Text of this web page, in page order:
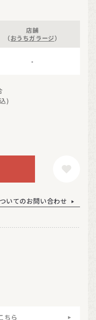
店舗
（おうちガラージ）
-
)
いてのお問い合わせ
ちら